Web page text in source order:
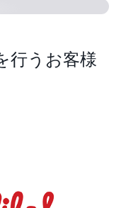
行うお客様